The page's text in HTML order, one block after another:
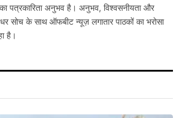
पत्रकारिता अनुभव है। अनुभव, विश्वसनीयता और
सोच के साथ ऑफबीट न्यूज़ लगातार पाठकों का भरोसा
है।